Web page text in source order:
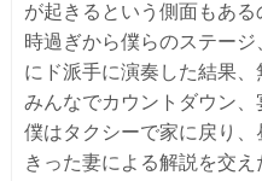
が起きるという側面もあ
時過ぎから僕らのステー
にド派手に演奏した結果
みんなでカウントダウン
僕はタクシーで家に戻り
きった妻による解説を交